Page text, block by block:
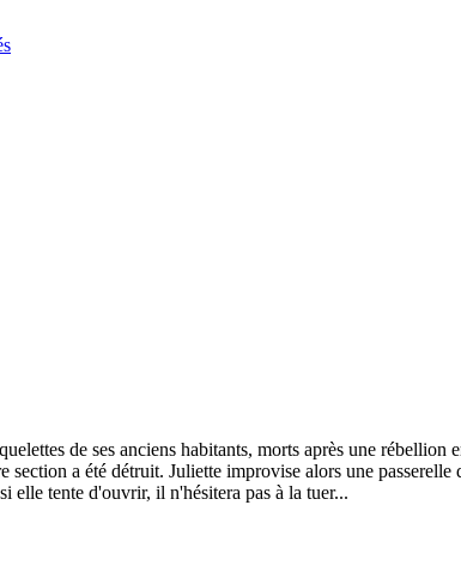
de ses anciens habitants, morts après une
section a été détruit. Juliette improvise alors une
elle tente d'ouvrir, il n'hésitera pas à la tuer...